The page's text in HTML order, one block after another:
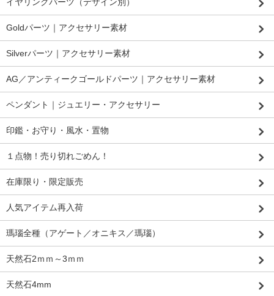
Goldパーツ｜アクセサリー素材
Silverパーツ｜アクセサリー素材
AG／アンティークゴールドパーツ｜アクセサリー素材
ペンダント｜ジュエリー・アクセサリー
印鑑・お守り・風水・置物
１点物！売り切れごめん！
在庫限り・限定販売
人気アイテム再入荷
瑪瑙全種（アゲート／オニキス／瑪瑙）
天然石2ｍｍ～3ｍｍ
天然石4mm